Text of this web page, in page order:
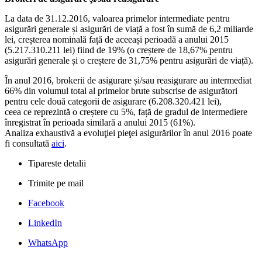
La data de 31.12.2016, valoarea primelor intermediate pentru
asigurări generale și asigurări de viață a fost în sumă de 6,2 miliarde
lei, creșterea nominală față de aceeași perioadă a anului 2015
(5.217.310.211 lei) fiind de 19% (o creștere de 18,67% pentru
asigurări generale și o creștere de 31,75% pentru asigurări de viață).
În anul 2016, brokerii de asigurare și/sau reasigurare au intermediat
66% din volumul total al primelor brute subscrise de asigurători
pentru cele două categorii de asigurare (6.208.320.421 lei),
ceea ce reprezintă o creștere cu 5%, față de gradul de intermediere
înregistrat în perioada similară a anului 2015 (61%).
Analiza exhaustivă a evoluţiei pieţei asigurărilor în anul 2016 poate
fi consultată aici.
Tipareste detalii
Trimite pe mail
Facebook
LinkedIn
WhatsApp